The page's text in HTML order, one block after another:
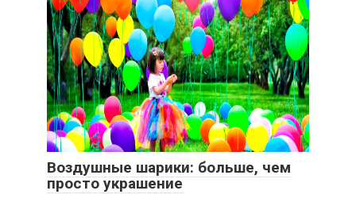
Воздушные шарики: больше, чем
просто украшение